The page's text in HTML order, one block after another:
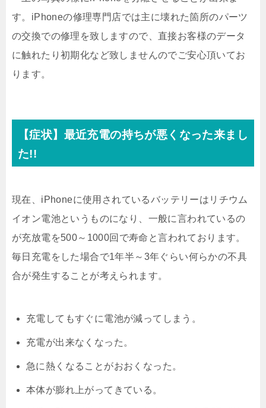
す。iPhoneの修理専門店では主に壊れた箇所のパーツ
の交換での修理を致しますので、直接お客様のデータ
に触れたり初期化など致しませんのでご安心頂いてお
ります。
【症状】最近充電の持ちが悪くなった来まし
た!!
現在、iPhoneに使用されているバッテリーはリチウム
イオン電池というものになり、一般に言われているの
が充放電を500～1000回で寿命と言われております。
毎日充電をした場合で1年半～3年ぐらい何らかの不具
合が発生することが考えられます。
充電してもすぐに電池が減ってしまう。
充電が出来なくなった。
急に熱くなることがおおくなった。
本体が膨れ上がってきている。